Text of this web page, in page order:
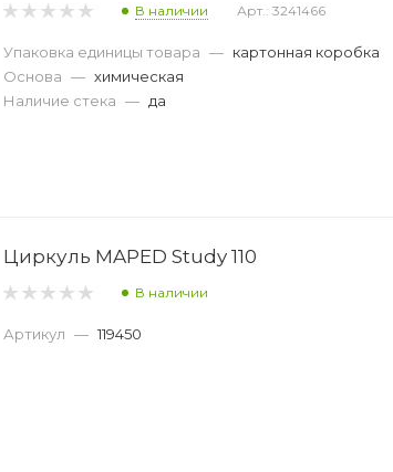
В наличии Арт.: 3241466
Упаковка единицы товара — картонная коробка
Основа — химическая
Наличие стека — да
Циркуль MAPED Study 110
В наличии
Артикул — 119450